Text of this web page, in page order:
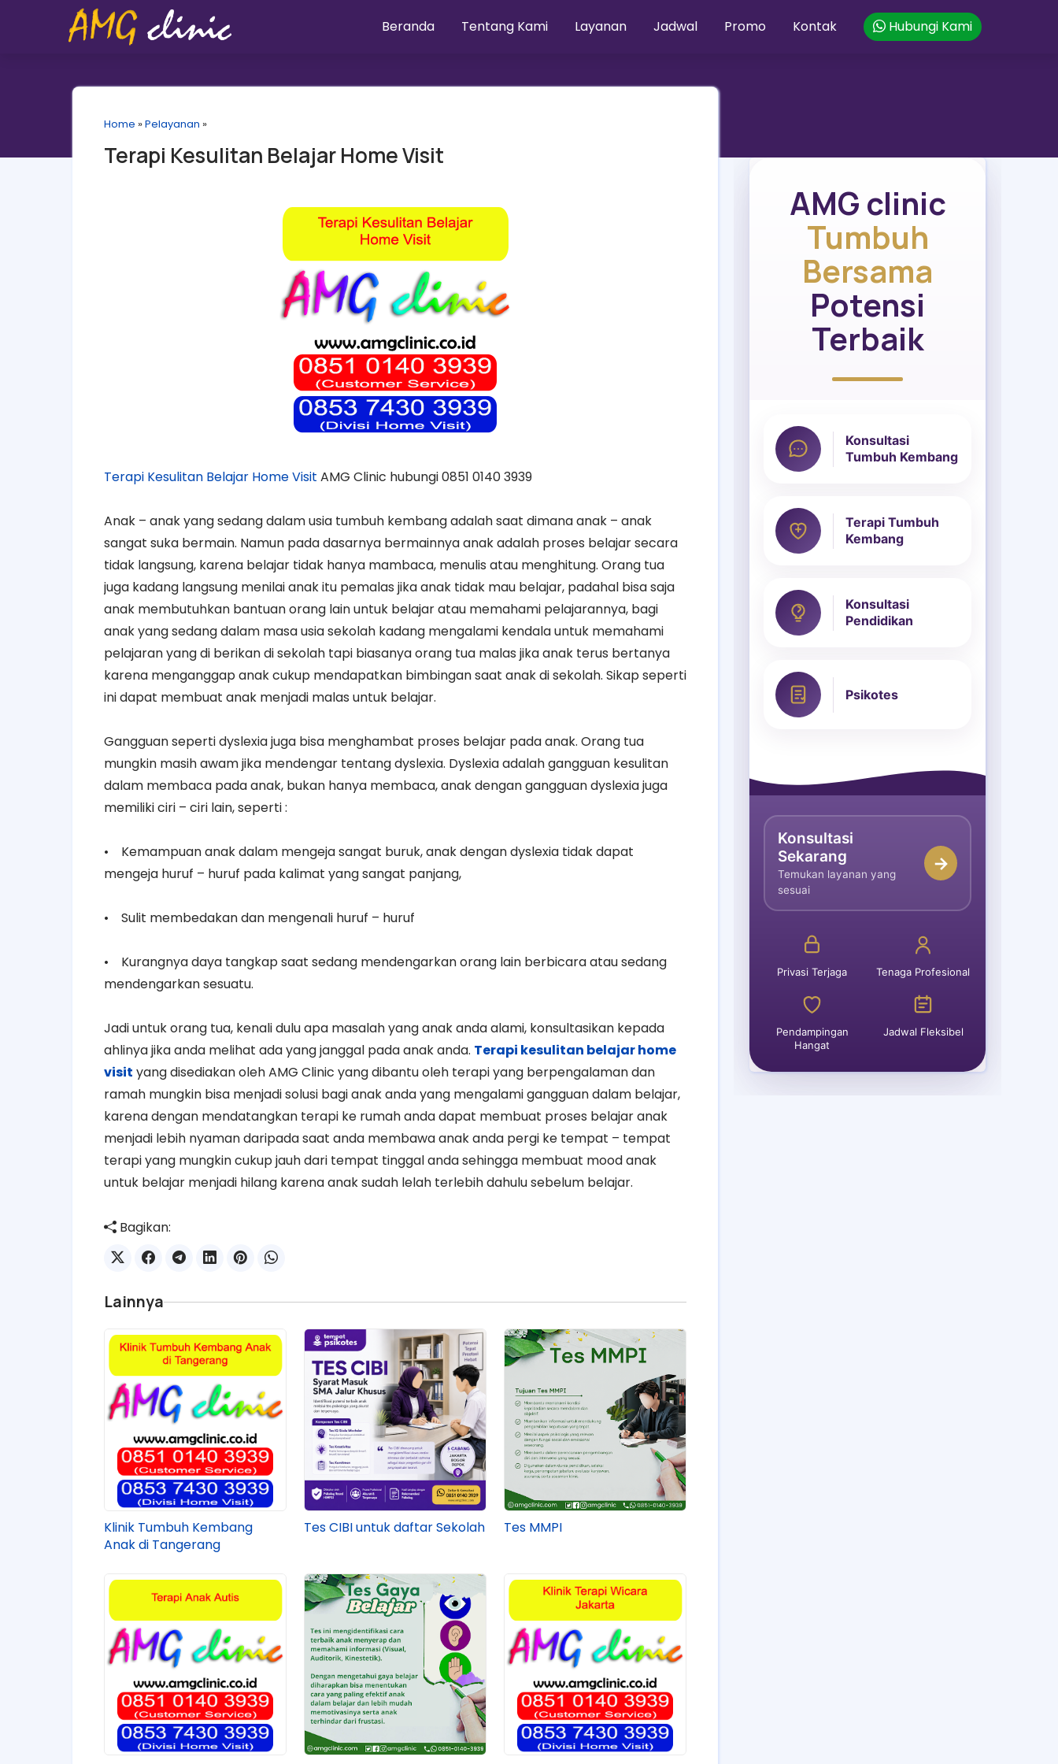
Beranda Tentang Kami Layanan Jadwal Promo Kontak Hubungi Kami
Home »Pelayanan »
Terapi Kesulitan Belajar Home Visit
Terapi Kesulitan Belajar Home Visit AMG Clinic hubungi 0851 0140 3939
Anak – anak yang sedang dalam usia tumbuh kembang adalah saat dimana anak – anak
sangat suka bermain. Namun pada dasarnya bermainnya anak adalah proses belajar secara
tidak langsung, karena belajar tidak hanya mambaca, menulis atau menghitung. Orang tua
juga kadang langsung menilai anak itu pemalas jika anak tidak mau belajar, padahal bisa saja
anak membutuhkan bantuan orang lain untuk belajar atau memahami pelajarannya, bagi
anak yang sedang dalam masa usia sekolah kadang mengalami kendala untuk memahami
pelajaran yang di berikan di sekolah tapi biasanya orang tua malas jika anak terus bertanya
karena menganggap anak cukup mendapatkan bimbingan saat anak di sekolah. Sikap seperti
ini dapat membuat anak menjadi malas untuk belajar.
Gangguan seperti dyslexia juga bisa menghambat proses belajar pada anak. Orang tua
mungkin masih awam jika mendengar tentang dyslexia. Dyslexia adalah gangguan kesulitan
dalam membaca pada anak, bukan hanya membaca, anak dengan gangguan dyslexia juga
memiliki ciri – ciri lain, seperti :
• Kemampuan anak dalam mengeja sangat buruk, anak dengan dyslexia tidak dapat
mengeja huruf – huruf pada kalimat yang sangat panjang,
• Sulit membedakan dan mengenali huruf – huruf
• Kurangnya daya tangkap saat sedang mendengarkan orang lain berbicara atau sedang
mendengarkan sesuatu.
Jadi untuk orang tua, kenali dulu apa masalah yang anak anda alami, konsultasikan kepada
ahlinya jika anda melihat ada yang janggal pada anak anda. Terapi kesulitan belajar home
visit yang disediakan oleh AMG Clinic yang dibantu oleh terapi yang berpengalaman dan
ramah mungkin bisa menjadi solusi bagi anak anda yang mengalami gangguan dalam belajar,
karena dengan mendatangkan terapi ke rumah anda dapat membuat proses belajar anak
menjadi lebih nyaman daripada saat anda membawa anak anda pergi ke tempat – tempat
terapi yang mungkin cukup jauh dari tempat tinggal anda sehingga membuat mood anak
untuk belajar menjadi hilang karena anak sudah lelah terlebih dahulu sebelum belajar.
Bagikan:
Lainnya
Klinik Tumbuh Kembang
Anak di Tangerang
Tes CIBI untuk daftar Sekolah Tes MMPI
AMG clinic
Tumbuh
Bersama
Potensi
Terbaik
Konsultasi
Tumbuh Kembang
Terapi Tumbuh
Kembang
Konsultasi
Pendidikan
Psikotes
Konsultasi
Sekarang
Temukan layanan yang
sesuai
→
Privasi Terjaga Tenaga Profesional
Pendampingan
Hangat
Jadwal Fleksibel